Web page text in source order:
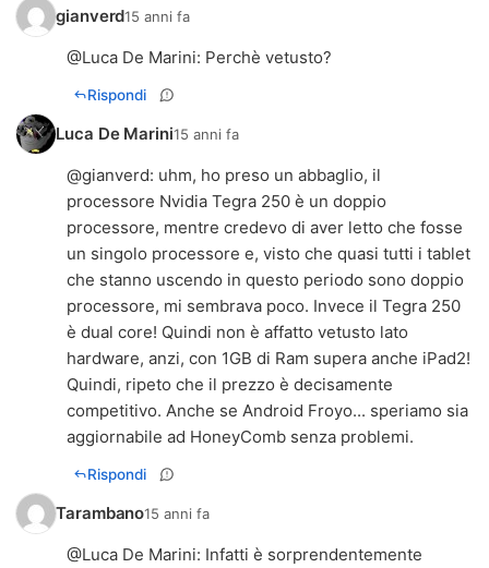
gianverd15 anni fa
@Luca De Marini: Perchè vetusto?
Rispondi
Luca De Marini15 anni fa
@gianverd: uhm, ho preso un abbaglio, il
processore Nvidia Tegra 250 è un doppio
processore, mentre credevo di aver letto che fosse
un singolo processore e, visto che quasi tutti i tablet
che stanno uscendo in questo periodo sono doppio
processore, mi sembrava poco. Invece il Tegra 250
è dual core! Quindi non è affatto vetusto lato
hardware, anzi, con 1GB di Ram supera anche iPad2!
Quindi, ripeto che il prezzo è decisamente
competitivo. Anche se Android Froyo... speriamo sia
aggiornabile ad HoneyComb senza problemi.
Rispondi
Tarambano15 anni fa
@Luca De Marini: Infatti è sorprendentemente